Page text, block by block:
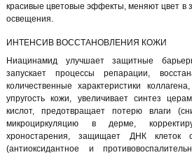
красивые цветовые эффекты, меняют цвет в
освещения.
ИНТЕНСИВ ВОССТАНОВЛЕНИЯ КОЖИ
Ниацинамид улучшает защитные
запускает процессы репарации,
количественные характеристики
упругость кожи, увеличивает синтез
кислот, предотвращает потерю влаги
микроциркуляцию в дерме,
хроностарения, защищает ДНК клеток
(антиоксидантное и